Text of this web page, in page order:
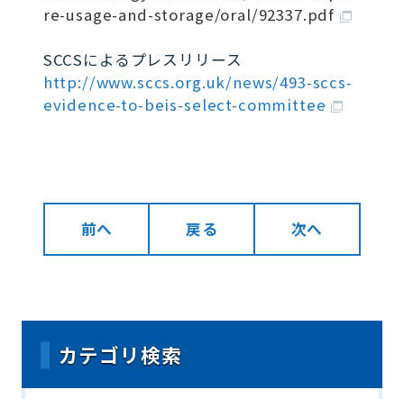
re-usage-and-storage/oral/92337.pdf
SCCSによるプレスリリース
http://www.sccs.org.uk/news/493-sccs-
evidence-to-beis-select-committee
前へ 戻る 次へ
カテゴリ検索